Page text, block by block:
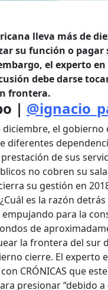
lleva más de
su función o
el experto
debe darse
frontera.
|
diciembre, el
diferentes
de sus
no cobren su
su gestión en
es la razón
para la
de
la frontera del sur
cierre. El experto
CRÓNICAS que
presionar “debido